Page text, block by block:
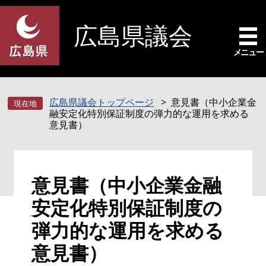
ペ
先
頭
す
メ
を
飛
し
広島県議会
メニュー
広島県議会トップページ
意見書（中小企業金
融安定化特別保証制度の弾力的な運用を求める
意見書）
意見書（中小企業金融
安定化特別保証制度の
弾力的な運用を求める
意見書）